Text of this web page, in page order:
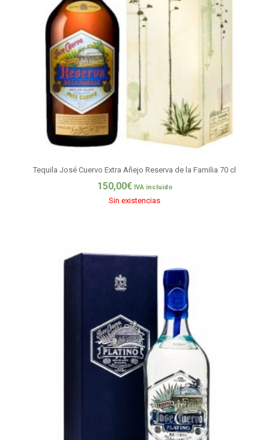
Tequila José Cuervo Extra Añejo Reserva de la Familia 70 cl
150,00€ IVA incluido
Sin existencias